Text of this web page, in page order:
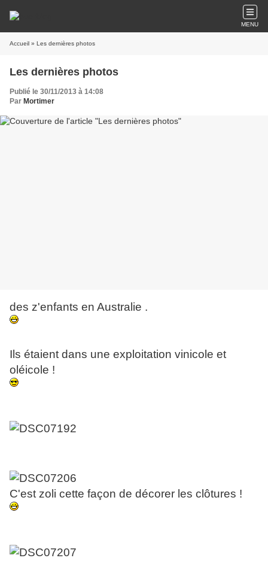
MENU
Accueil » Les dernières photos
Les dernières photos
Publié le 30/11/2013 à 14:08
Par Mortimer
des z'enfants en Australie .
Ils étaient dans une exploitation vinicole et
oléicole !
C'est zoli cette façon de décorer les clôtures !